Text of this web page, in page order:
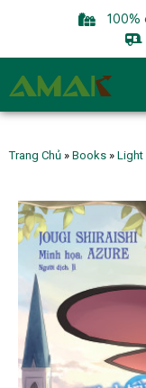
100%
Trang Chủ » Books » Light